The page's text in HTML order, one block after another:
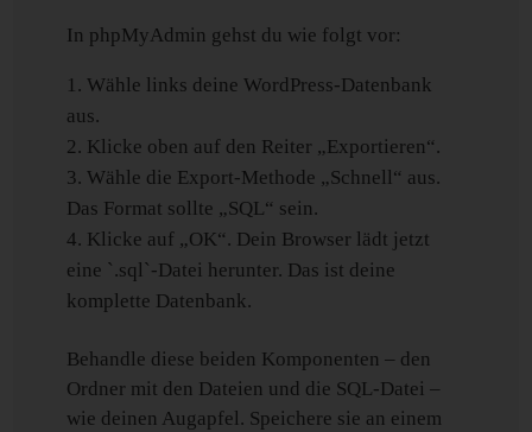
In phpMyAdmin gehst du wie folgt vor:
Wähle links deine WordPress-Datenbank
aus.
Klicke oben auf den Reiter „Exportieren“.
Wähle die Export-Methode „Schnell“ aus.
Das Format sollte „SQL“ sein.
Klicke auf „OK“. Dein Browser lädt jetzt
eine `.sql`-Datei herunter. Das ist deine
komplette Datenbank.
Behandle diese beiden Komponenten – den
Ordner mit den Dateien und die SQL-Datei –
wie deinen Augapfel. Speichere sie an einem